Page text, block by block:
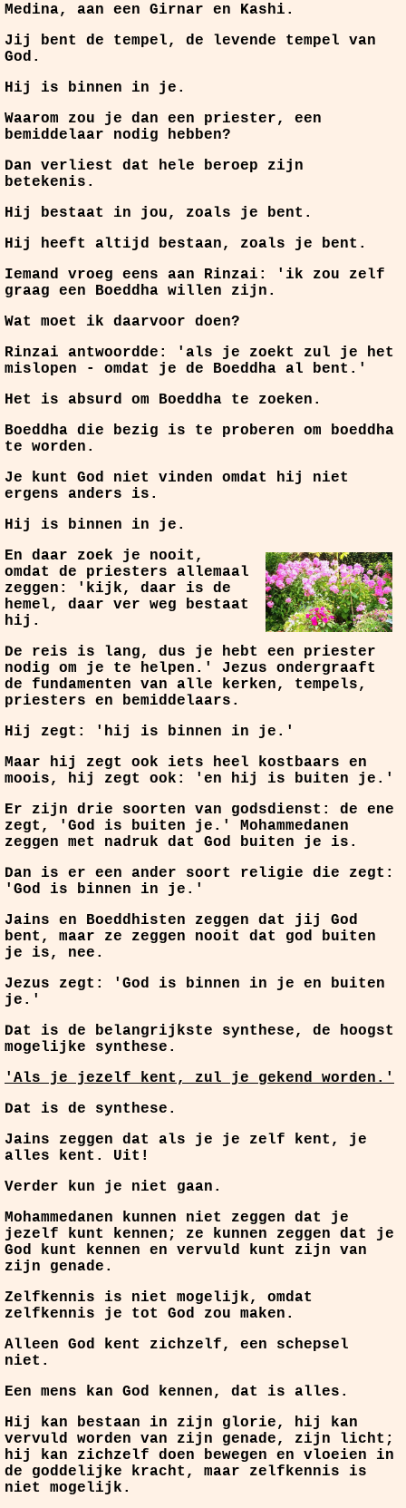
Medina, aan een Girnar en Kashi.
Jij bent de tempel, de levende tempel van
God.
Hij is binnen in je.
Waarom zou je dan een priester, een
bemiddelaar nodig hebben?
Dan verliest dat hele beroep zijn
betekenis.
Hij bestaat in jou, zoals je bent.
Hij heeft altijd bestaan, zoals je bent.
Iemand vroeg eens aan Rinzai: 'ik zou zelf
graag een Boeddha willen zijn.
Wat moet ik daarvoor doen?
Rinzai antwoordde: 'als je zoekt zul je het
mislopen - omdat je de Boeddha al bent.'
Het is absurd om Boeddha te zoeken.
Boeddha die bezig is te proberen om boeddha
te worden.
Je kunt God niet vinden omdat hij niet
ergens anders is.
Hij is binnen in je.
En daar zoek je nooit,
omdat de priesters allemaal
zeggen: 'kijk, daar is de
hemel, daar ver weg bestaat
hij.
De reis is lang, dus je hebt een priester
nodig om je te helpen.' Jezus ondergraaft
de fundamenten van alle kerken, tempels,
priesters en bemiddelaars.
Hij zegt: 'hij is binnen in je.'
Maar hij zegt ook iets heel kostbaars en
moois, hij zegt ook: 'en hij is buiten je.'
Er zijn drie soorten van godsdienst: de ene
zegt, 'God is buiten je.' Mohammedanen
zeggen met nadruk dat God buiten je is.
Dan is er een ander soort religie die zegt:
'God is binnen in je.'
Jains en Boeddhisten zeggen dat jij God
bent, maar ze zeggen nooit dat god buiten
je is, nee.
Jezus zegt: 'God is binnen in je en buiten
je.'
Dat is de belangrijkste synthese, de hoogst
mogelijke synthese.
'Als je jezelf kent, zul je gekend worden.'
Dat is de synthese.
Jains zeggen dat als je je zelf kent, je
alles kent. Uit!
Verder kun je niet gaan.
Mohammedanen kunnen niet zeggen dat je
jezelf kunt kennen; ze kunnen zeggen dat je
God kunt kennen en vervuld kunt zijn van
zijn genade.
Zelfkennis is niet mogelijk, omdat
zelfkennis je tot God zou maken.
Alleen God kent zichzelf, een schepsel
niet.
Een mens kan God kennen, dat is alles.
Hij kan bestaan in zijn glorie, hij kan
vervuld worden van zijn genade, zijn licht;
hij kan zichzelf doen bewegen en vloeien in
de goddelijke kracht, maar zelfkennis is
niet mogelijk.